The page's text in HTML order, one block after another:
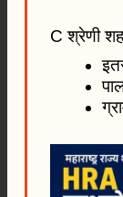
C श्रेणी